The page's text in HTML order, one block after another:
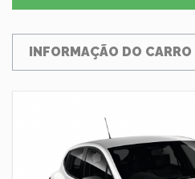
INFORMAÇÃO DO CARRO